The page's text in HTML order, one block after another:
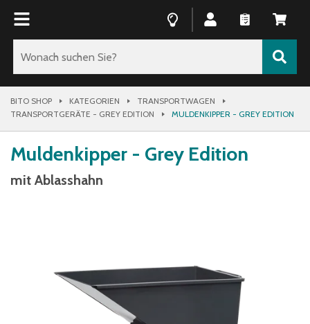
BITO SHOP KATEGORIEN
TRANSPORTWAGEN
TRANSPORTGERÄTE - GREY EDITION
MULDENKIPPER - GREY EDITION
Muldenkipper - Grey Edition
mit Ablasshahn